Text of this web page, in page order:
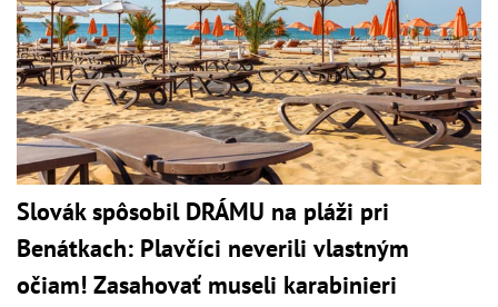
Slovák spôsobil DRÁMU na pláži pri
Benátkach: Plavčíci neverili vlastným
očiam! Zasahovať museli karabinieri